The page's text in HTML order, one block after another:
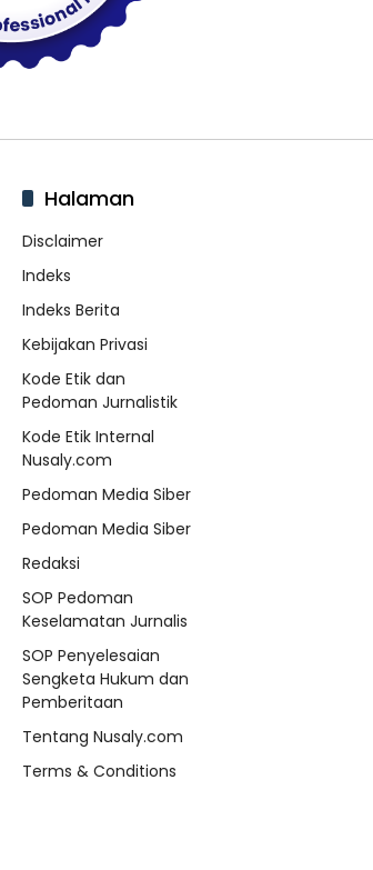
Halaman
Disclaimer
Indeks
Indeks Berita
Kebijakan Privasi
Kode Etik dan
Pedoman Jurnalistik
Kode Etik Internal
Nusaly.com
Pedoman Media Siber
Pedoman Media Siber
Redaksi
SOP Pedoman
Keselamatan Jurnalis
SOP Penyelesaian
Sengketa Hukum dan
Pemberitaan
Tentang Nusaly.com
Terms & Conditions